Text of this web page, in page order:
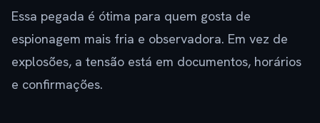
Essa pegada é ótima para quem gosta de
espionagem mais fria e observadora. Em vez de
explosões, a tensão está em documentos, horários
e confirmações.